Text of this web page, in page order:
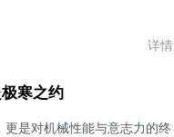
详情
寒之约
是对机械性能与意志力的终